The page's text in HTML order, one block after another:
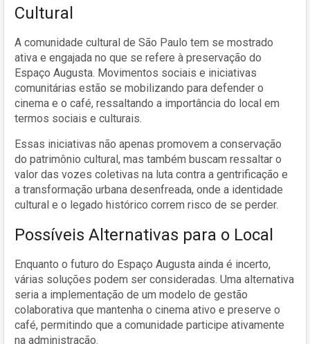
Cultural
A comunidade cultural de São Paulo tem se mostrado
ativa e engajada no que se refere à preservação do
Espaço Augusta. Movimentos sociais e iniciativas
comunitárias estão se mobilizando para defender o
cinema e o café, ressaltando a importância do local em
termos sociais e culturais.
Essas iniciativas não apenas promovem a conservação
do patrimônio cultural, mas também buscam ressaltar o
valor das vozes coletivas na luta contra a gentrificação e
a transformação urbana desenfreada, onde a identidade
cultural e o legado histórico correm risco de se perder.
Possíveis Alternativas para o Local
Enquanto o futuro do Espaço Augusta ainda é incerto,
várias soluções podem ser consideradas. Uma alternativa
seria a implementação de um modelo de gestão
colaborativa que mantenha o cinema ativo e preserve o
café, permitindo que a comunidade participe ativamente
na administração.